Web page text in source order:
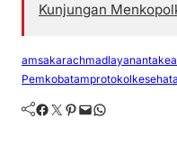
Kunjungan
amsakarachmad
Pemkobatam
Facebook Twitter Pinterest Mail WhatsApp